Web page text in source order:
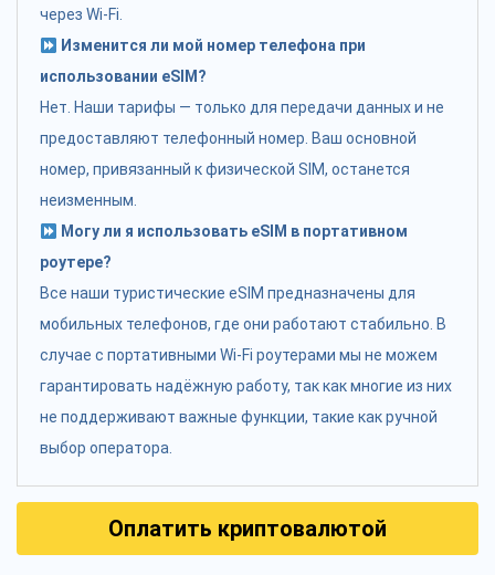
через Wi-Fi.
Изменится ли мой номер телефона при
использовании eSIM?
Нет. Наши тарифы — только для передачи данных и не
предоставляют телефонный номер. Ваш основной
номер, привязанный к физической SIM, останется
неизменным.
Могу ли я использовать eSIM в портативном
роутере?
Все наши туристические eSIM предназначены для
мобильных телефонов, где они работают стабильно. В
случае с портативными Wi-Fi роутерами мы не можем
гарантировать надёжную работу, так как многие из них
не поддерживают важные функции, такие как ручной
выбор оператора.
Оплатить криптовалютой